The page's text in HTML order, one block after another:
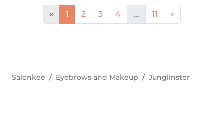
« 1 2 3 4 ... 11 »
Salonkee Eyebrows and Makeup Junglinster